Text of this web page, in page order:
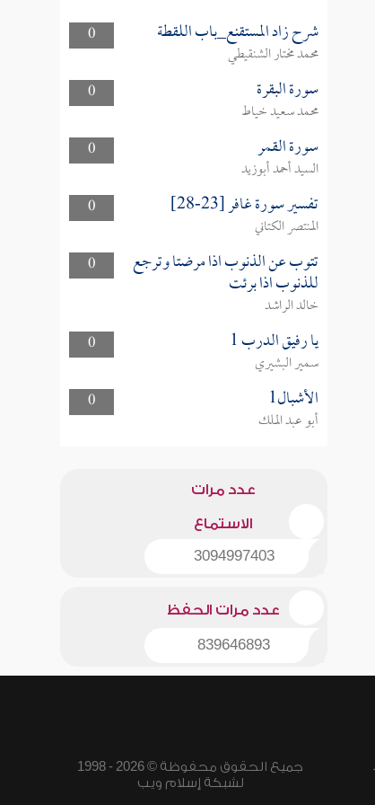
0 شرح زاد المستقنع_باب اللقطة
محمد مختار الشنقيطي
0
سورة البقرة
محمد سعيد خياط
0
سورة القمر
السيد أحمد أبوزيد
0
تفسير سورة غافر [23-28]
المنتصر الكتاني
0
تتوب عن الذنوب اذا مرضتا وترجع
للذنوب اذا برئت
خالد الراشد
0
يا رفيق الدرب 1
سمير البشيري
0
الأشبال1
أبو عبد الملك
عدد مرات
الاستماع
3094997403
عدد مرات الحفظ
839646893
جميع الحقوق محفوظة © 2026 - 1998
لشبكة إسلام ويب